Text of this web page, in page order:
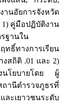
อัยการจังหวัด
คู่มือปฏิบัติงาน
ฐานใน
ทธิ์ทางการเรียน
สถิติ .01 และ 2)
งนโยบายโดย ผู้
านีตำรวจภูธรที่
ะเยาวชนระดับ